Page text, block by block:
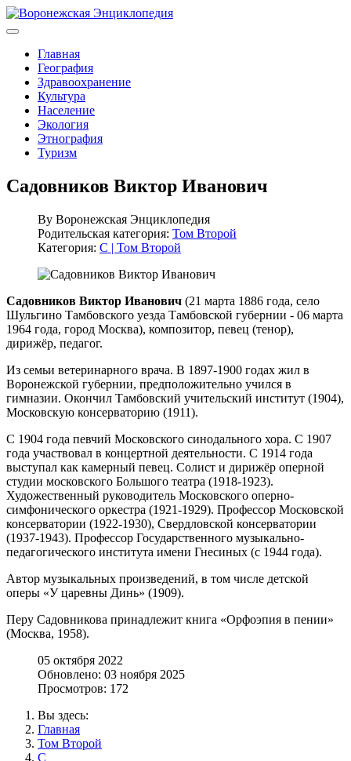
Главная
География
Здравоохранение
Культура
Население
Экология
Этнография
Туризм
Садовников Виктор Иванович
By Воронежская Энциклопедия
Родительская категория: Том Второй
Категория: С | Том Второй
Садовников Виктор Иванович (21 марта 1886 года, село
Шульгино Тамбовского уезда Тамбовской губернии - 06 марта
1964 года, город Москва), композитор, певец (тенор),
дирижёр, педагог.
Из семьи ветеринарного врача. В 1897-1900 годах жил в
Воронежской губернии, предположительно учился в
гимназии. Окончил Тамбовский учительский институт (1904),
Московскую консерваторию (1911).
С 1904 года певчий Московского синодального хора. С 1907
года участвовал в концертной деятельности. С 1914 года
выступал как камерный певец. Солист и дирижёр оперной
студии московского Большого театра (1918-1923).
Художественный руководитель Московского оперно-
симфонического оркестра (1921-1929). Профессор Московской
консерватории (1922-1930), Свердловской консерватории
(1937-1943). Профессор Государственного музыкально-
педагогического института имени Гнесиных (с 1944 года).
Автор музыкальных произведений, в том числе детской
оперы «У царевны Динь» (1909).
Перу Садовникова принадлежит книга «Орфоэпия в пении»
(Москва, 1958).
05 октября 2022
Обновлено: 03 ноября 2025
Просмотров: 172
Вы здесь:
Главная
Том Второй
С